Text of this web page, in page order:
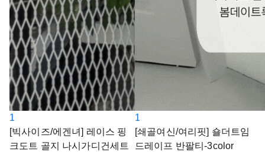
1
[빅사이즈/에겐녀] 레이스 핑
크도트 골지 나시가디건세트
1
[쇄골여신/여리핏] 숄더트임
드레이프 반팔티-3color